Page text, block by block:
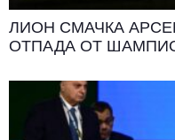
ЛИОН СМАЧКА
ОТПАДА ОТ